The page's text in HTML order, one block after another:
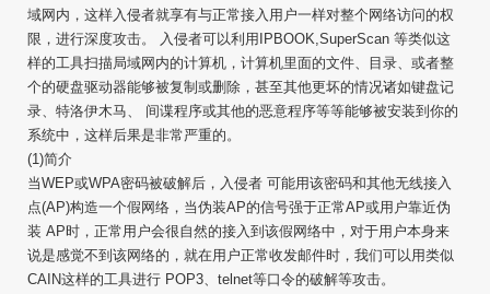
域网内，这样入侵者就享有与正常接入用户一样对整个网络访问的权
限，进行深度攻击。 入侵者可以利用IPBOOK,SuperScan 等类似这
样的工具扫描局域网内的计算机，计算机里面的文件、目录、或者整
个的硬盘驱动器能够被复制或删除，甚至其他更坏的情况诸如键盘记
录、特洛伊木马、 间谍程序或其他的恶意程序等等能够被安装到你的
系统中，这样后果是非常严重的。
(1)简介
当WEP或WPA密码被破解后，入侵者 可能用该密码和其他无线接入
点(AP)构造一个假网络，当伪装AP的信号强于正常AP或用户靠近伪
装 AP时，正常用户会很自然的接入到该假网络中，对于用户本身来
说是感觉不到该网络的，就在用户正常收发邮件时，我们可以用类似
CAIN这样的工具进行 POP3、telnet等口令的破解等攻击。